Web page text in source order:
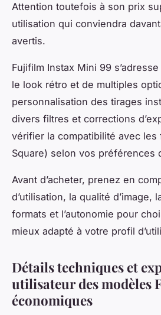
Attention toutefois à son prix
utilisation qui conviendra
avertis.
Fujifilm Instax Mini 99
le look rétro et de multiples
personnalisation des tirages
divers filtres et corrections
vérifier la compatibilité avec les
Square) selon vos préférences
Avant d’acheter, prenez en
d’utilisation, la qualité d’image,
formats et l’autonomie pour
mieux adapté à votre profil
Détails techniques et
utilisateur des modèles
économiques